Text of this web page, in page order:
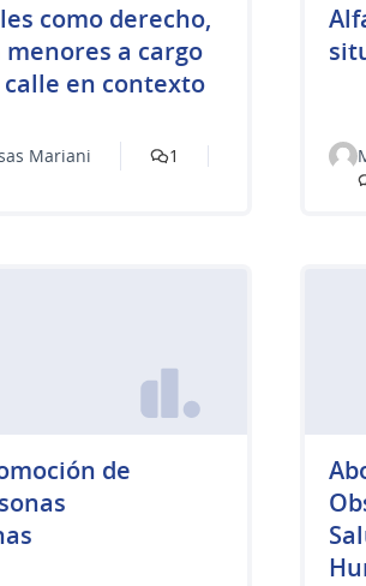
como derecho,
a cargo
en contexto
Mariani
1
de